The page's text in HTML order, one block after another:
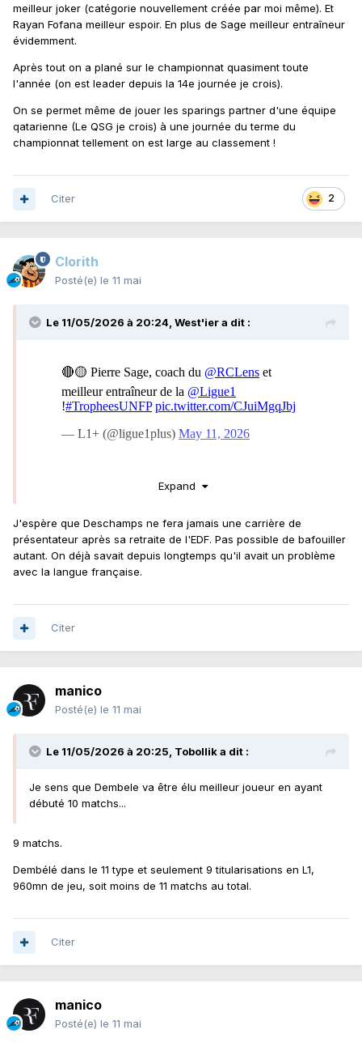
meilleur joker (catégorie nouvellement créée par moi même). Et
Rayan Fofana meilleur espoir. En plus de Sage meilleur entraîneur
évidemment.
Après tout on a plané sur le championnat quasiment toute
l'année (on est leader depuis la 14e journée je crois).
On se permet même de jouer les sparings partner d'une équipe
qatarienne (Le QSG je crois) à une journée du terme du
championnat tellement on est large au classement !
2
Citer
Clorith
Posté(e) le 11 mai
Le 11/05/2026 à 20:24, West'iera dit :
Expand
J'espère que Deschamps ne fera jamais une carrière de
présentateur après sa retraite de l'EDF. Pas possible de bafouiller
autant. On déjà savait depuis longtemps qu'il avait un problème
avec la langue française.
Citer
manico
Posté(e) le 11 mai
Le 11/05/2026 à 20:25, Tobollika dit :
Je sens que Dembele va être élu meilleur joueur en ayant
débuté 10 matchs...
9 matchs.
Dembélé dans le 11 type et seulement 9 titularisations en L1,
960mn de jeu, soit moins de 11 matchs au total.
Citer
manico
Posté(e) le 11 mai